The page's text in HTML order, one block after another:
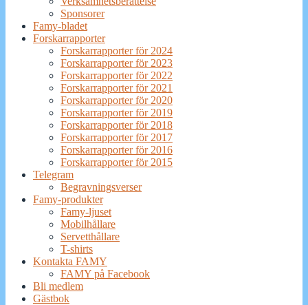
Sponsorer
Famy-bladet
Forskarrapporter
Forskarrapporter för 2024
Forskarrapporter för 2023
Forskarrapporter för 2022
Forskarrapporter för 2021
Forskarrapporter för 2020
Forskarrapporter för 2019
Forskarrapporter för 2018
Forskarrapporter för 2017
Forskarrapporter för 2016
Forskarrapporter för 2015
Telegram
Begravningsverser
Famy-produkter
Famy-ljuset
Mobilhållare
Servetthållare
T-shirts
Kontakta FAMY
FAMY på Facebook
Bli medlem
Gästbok